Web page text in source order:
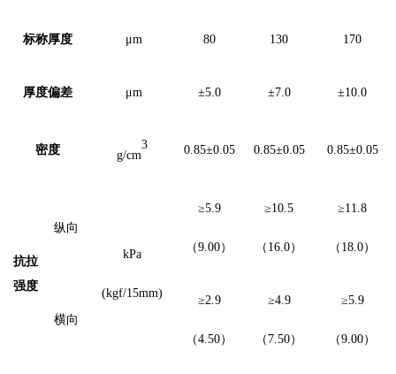
标称厚度 μm 80 130 170
厚度偏差 μm ±5.0 ±7.0 ±10.0
密度 g/cm
3 0.85±0.05 0.85±0.05 0.85±0.05
抗拉
强度
纵向
kPa
(kgf/15mm)
≥5.9
（9.00）
≥10.5
（ 16.0）
≥11.8
（ 18.0）
横向
≥2.9
（4.50）
≥4.9
（ 7.50）
≥5.9
（9.00）